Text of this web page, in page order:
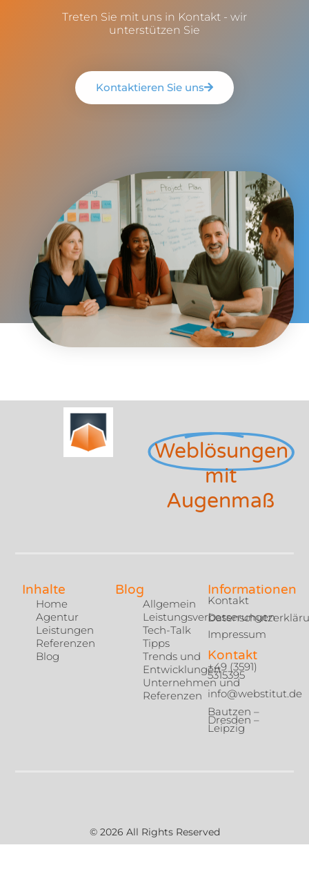
Treten Sie mit uns in Kontakt - wir
unterstützen Sie
Kontaktieren Sie uns
Weblösungen
mit
Augenmaß
Inhalte
Home
Agentur
Leistungen
Referenzen
Blog
Blog
Allgemein
Leistungsverbesserungen
Tech-Talk
Tipps
Trends und
Entwicklungen
Unternehmen und
Referenzen
Informationen
Kontakt
Impressum
Kontakt
+49 (3591)
5315395
info@webstitut.de
Bautzen –
Dresden –
Leipzig
© 2026 All Rights Reserved